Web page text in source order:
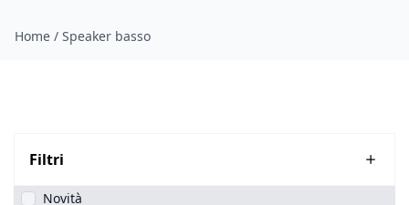
Home / Speaker basso
Filtri
Novità